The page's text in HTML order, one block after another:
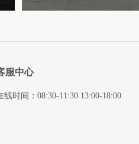
服中心
线时间：08:30-11:30 13:00-18:00